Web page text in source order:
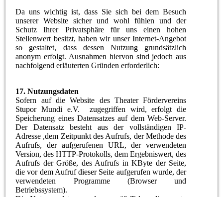
Da uns wichtig ist, dass Sie sich bei dem Besuch
unserer Website sicher und wohl fühlen und der
Schutz Ihrer Privatsphäre für uns einen hohen
Stellenwert besitzt, haben wir unser Internet-Angebot
so gestaltet, dass dessen Nutzung grundsätzlich
anonym erfolgt. Ausnahmen hiervon sind jedoch aus
nachfolgend erläuterten Gründen erforderlich:
17. Nutzungsdaten
Sofern auf die Website des Theater Fördervereins
Stupor Mundi e.V. zugegriffen wird, erfolgt die
Speicherung eines Datensatzes auf dem Web-Server.
Der Datensatz besteht aus der vollständigen IP-
Adresse ,dem Zeitpunkt des Aufrufs, der Methode des
Aufrufs, der aufgerufenen URL, der verwendeten
Version, des HTTP-Protokolls, dem Ergebniswert, des
Aufrufs der Größe, des Aufrufs in KByte der Seite,
die vor dem Aufruf dieser Seite aufgerufen wurde, der
verwendeten Programme (Browser und
Betriebssystem).